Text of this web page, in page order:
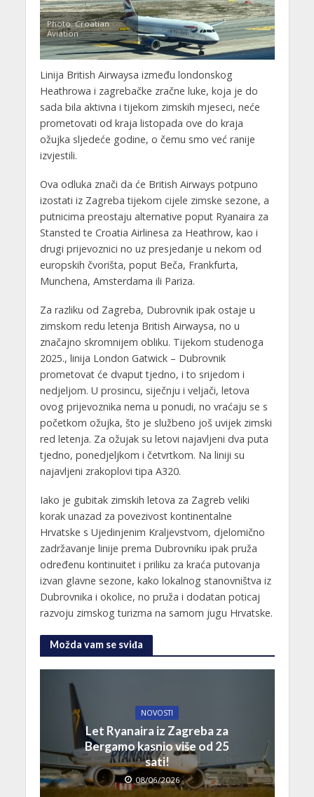
Photo: Croatian
Aviation
Linija British Airwaysa između londonskog
Heathrowa i zagrebačke zračne luke, koja je do
sada bila aktivna i tijekom zimskih mjeseci, neće
prometovati od kraja listopada ove do kraja
ožujka sljedeće godine, o čemu smo već ranije
izvjestili.
Ova odluka znači da će British Airways potpuno
izostati iz Zagreba tijekom cijele zimske sezone, a
putnicima preostaju alternative poput Ryanaira za
Stansted te Croatia Airlinesa za Heathrow, kao i
drugi prijevoznici no uz presjedanje u nekom od
europskih čvorišta, poput Beča, Frankfurta,
Munchena, Amsterdama ili Pariza.
Za razliku od Zagreba, Dubrovnik ipak ostaje u
zimskom redu letenja British Airwaysa, no u
značajno skromnijem obliku. Tijekom studenoga
2025., linija London Gatwick – Dubrovnik
prometovat će dvaput tjedno, i to srijedom i
nedjeljom. U prosincu, siječnju i veljači, letova
ovog prijevoznika nema u ponudi, no vraćaju se s
početkom ožujka, što je službeno još uvijek zimski
red letenja. Za ožujak su letovi najavljeni dva puta
tjedno, ponedjeljkom i četvrtkom. Na liniji su
najavljeni zrakoplovi tipa A320.
Iako je gubitak zimskih letova za Zagreb veliki
korak unazad za povezivost kontinentalne
Hrvatske s Ujedinjenim Kraljevstvom, djelomično
zadržavanje linije prema Dubrovniku ipak pruža
određenu kontinuitet i priliku za kraća putovanja
izvan glavne sezone, kako lokalnog stanovništva iz
Dubrovnika i okolice, no pruža i dodatan poticaj
razvoju zimskog turizma na samom jugu Hrvatske.
Možda vam se sviđa
NOVOSTI
Let Ryanaira iz Zagreba za
Bergamo kasnio više od 25
sati!
08/06/2026